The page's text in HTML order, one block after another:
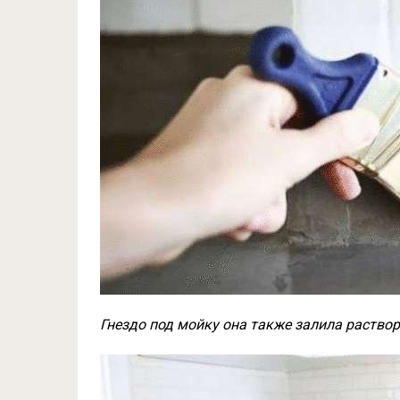
Гнездо под мойку она также залила